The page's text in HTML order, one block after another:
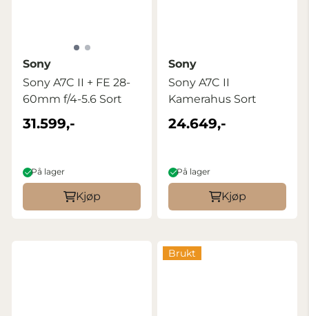
Sony
Sony A7C II + FE 28-
60mm f/4-5.6 Sort
31.599,-
På lager
Kjøp
Sony
Sony A7C II
Kamerahus Sort
24.649,-
På lager
Kjøp
Brukt